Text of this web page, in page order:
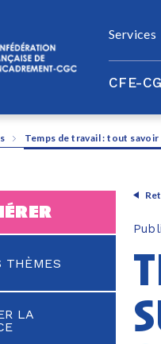
CFE-
Services
Temps de travail : tout
THÈMES
LA